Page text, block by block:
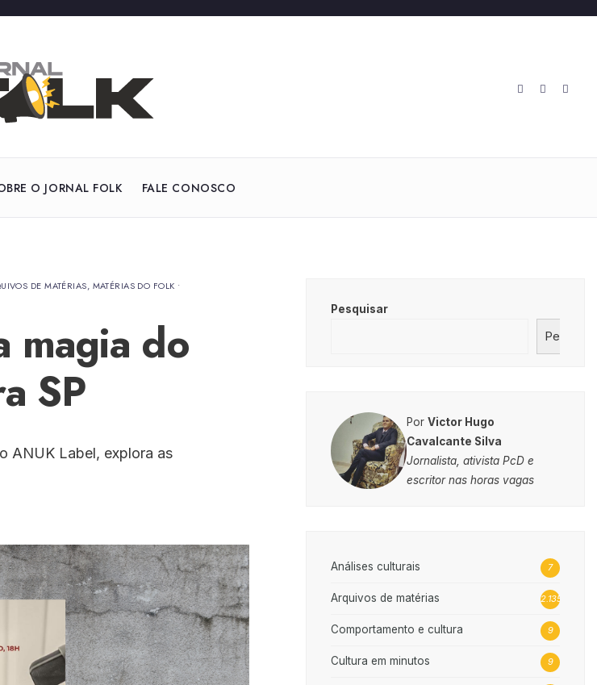
O JORNAL FOLK FALE CONOSCO
DE MATÉRIAS, MATÉRIAS DO FOLK •
magia do
SP
ANUK Label, explora as
Pesquisar
PorVictor Hugo
Cavalcante Silva
Jornalista, ativista PcD e
escritor nas horas vagas
Análises culturais 7
Arquivos de matérias 2.135
Comportamento e cultura 9
Cultura em minutos 9